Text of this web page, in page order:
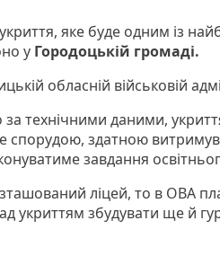
яке бу­де од­ним із
у Городоцькій громаді.
обласній військовій
технічними даними,
спорудою, здатною
завдання
ліцей, то в ОВА
укриттям збудувати ще й